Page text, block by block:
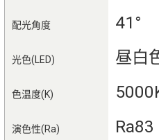
配光角度 41°
光色(LED) 昼白
色温度(K)
演色性(Ra) Ra83